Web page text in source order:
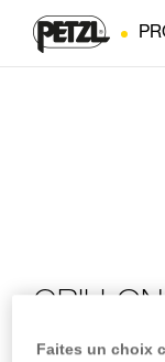
Faites un choix